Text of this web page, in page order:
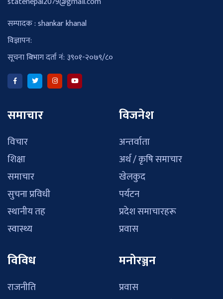
सम्पादक : shankar khanal
विज्ञापन:
सूचना बिभाग दर्ता नं: ३९०१-२०७९/८०
समाचार
विचार
शिक्षा
समाचार
सुचना प्रविधी
स्थानीय तह
स्वास्थ्य
विजनेश
अन्तर्वाता
अर्थ / कृषि समाचार
खेलकुद
पर्यटन
प्रदेश समाचारहरू
प्रवास
विविध
राजनीति
मनोरञ्जन
प्रवास